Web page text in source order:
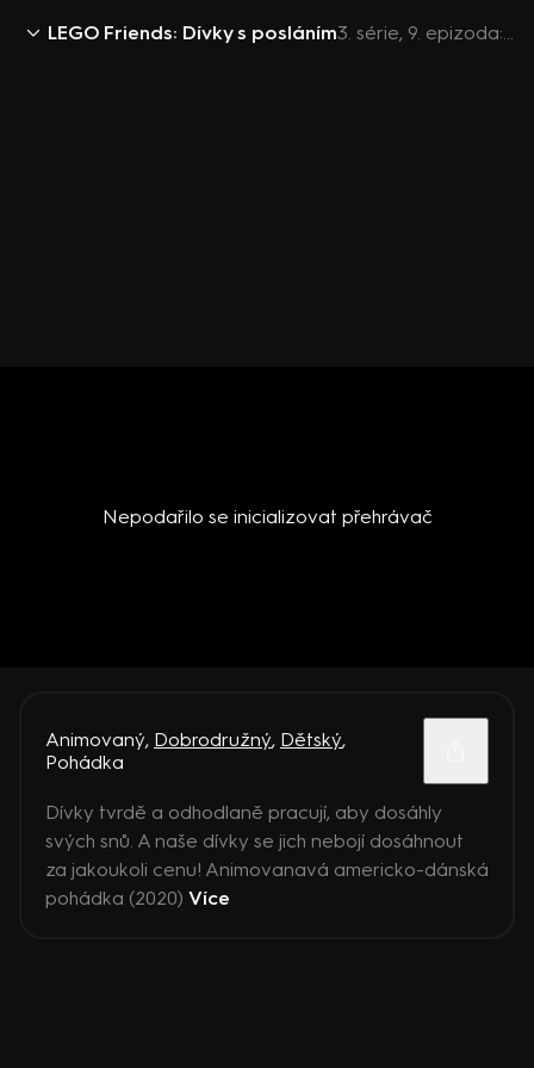
LEGO Friends: Dívky s posláním 3. série, 9. epizoda: Tatínkova holčička
Nepodařilo se inicializovat přehrávač
Animovaný, Dobrodružný, Dětský,
Pohádka
Dívky tvrdě a odhodlaně pracují, aby dosáhly
svých snů. A naše dívky se jich nebojí dosáhnout
za jakoukoli cenu! Animovanavá americko-dánská
pohádka (2020) Více